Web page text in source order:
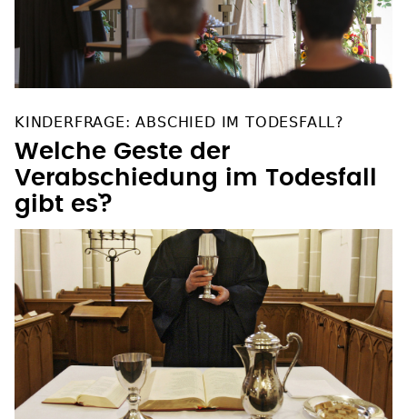
KINDERFRAGE: ABSCHIED IM TODESFALL?
Welche Geste der
Verabschiedung im Todesfall
gibt es`?